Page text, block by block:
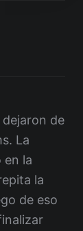
de
La
en la
la
de eso